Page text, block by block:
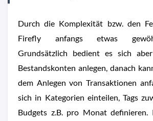
Durch die Komplexität bzw. den
Firefly anfangs etwas
Grundsätzlich bedient es sich
Bestandskonten anlegen, danach
dem Anlegen von Transaktionen
sich in Kategorien einteilen, Tags
Budgets z.B. pro Monat definieren.